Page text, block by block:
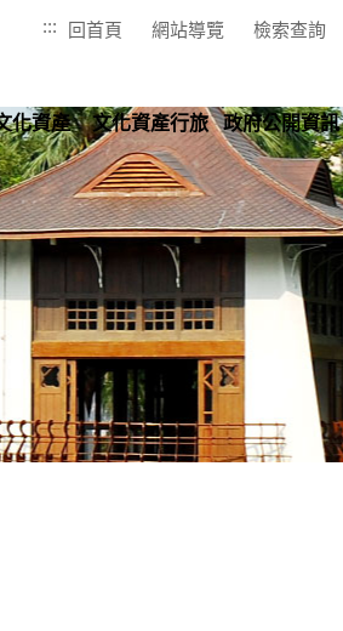
::: 回首頁 網站導覽 檢索查詢
化資產 文化資產行旅 政府公開資訊